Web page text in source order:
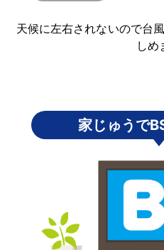
天候に左右されないので台
しめ
家じゅうで